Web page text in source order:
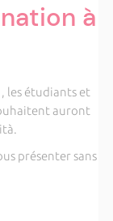
à
les étudiants et
auront
présenter sans